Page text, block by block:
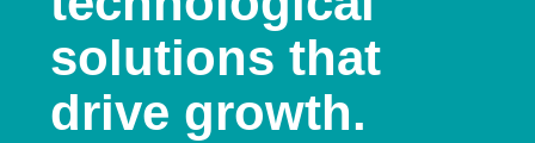
solutions that
drive growth.